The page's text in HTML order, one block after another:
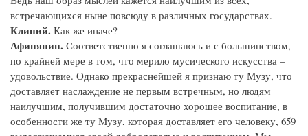
встречающихся ныне повсюду в различных государствах.
Клиний. Как же иначе?
Афинянин. Соответственно я соглашаюсь и с большинством,
по крайней мере в том, что мерило мусического искусства –
удовольствие. Однако прекраснейшей я признаю ту Музу, что
доставляет наслаждение не первым встречным, но людям
наилучшим, получившим достаточно хорошее воспитание, в
особенности же ту Музу, которая доставляет его человеку, 659